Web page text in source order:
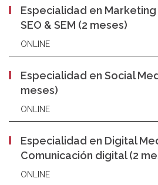
Especialidad en
SEO & SEM (2 meses)
ONLINE
Especialidad en Social
meses)
ONLINE
Especialidad en Digital
Comunicación digital (2
ONLINE